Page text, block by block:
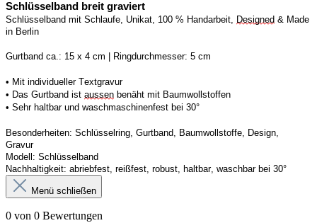
Schlüsselband breit graviert
Schlüsselband mit Schlaufe, Unikat, 100 % Handarbeit, Designed & Made
in Berlin
Gurtband ca.: 15 x 4 cm | Ringdurchmesser: 5 cm
• Mit individueller Textgravur
• Das Gurtband ist aussen benäht mit Baumwollstoffen
• Sehr haltbar und waschmaschinenfest bei 30°
Besonderheiten: Schlüsselring, Gurtband, Baumwollstoffe, Design,
Gravur
Modell: Schlüsselband
Nachhaltigkeit: abriebfest, reißfest, robust, haltbar, waschbar bei 30°
Menü schließen
0 von 0 Bewertungen